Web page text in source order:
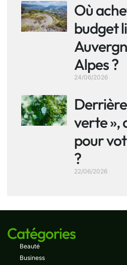
Où
budget
Alpes ?
24/06/2026
verte »,
pour
?
22/06/2026
Catégories
Beauté
Business